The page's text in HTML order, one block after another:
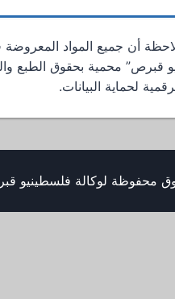
أن جميع المواد
قبرص” محمية بحقوق الطبع
لحماية البيانات.
محفوظة لوكالة فلسطينيو